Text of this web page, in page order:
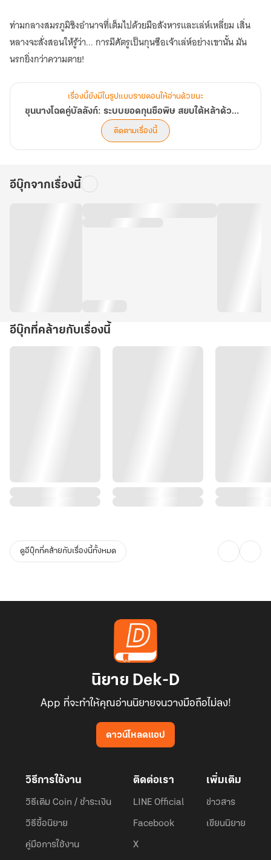
ท่ามกลางสมรภูมิชิงอำนาจที่เต็มไปด้วยมือสังหารและเล่ห์เหลี่ยม เสิ่น
หลางจะสั่งสอนให้รู้ว่า... การมีศัตรูเป็นกุนซือเจ้าเล่ห์อย่างเขานั้น มัน
นรกยิ่งกว่าความตาย!
เรื่องนี้ยังมีในรูปแบบรายตอนให้อ่านด้วยนะ
ขุนนางโฉดคู่บัลลังก์: ระบบยอดกุนซือพิษ สยบใต้หล้าด้วยค่าความแค้น
ติดตามเรื่องนี้
อีบุ๊กจากเรื่องนี้
อีบุ๊กที่คล้ายกับเรื่องนี้
ดูอีบุ๊กที่คล้ายกับเรื่องนี้ทั้งหมด
นิยาย Dek-D
App ที่จะทำให้คุณอ่านนิยายจนวางมือถือไม่ลง!
ดาวน์โหลดแอป
วิธีการใช้งาน
วิธีเติม Coin / ชำระเงิน
วิธีซื้อนิยาย
คู่มือการใช้งาน
ติดต่อเรา
LINE Official
Facebook
X
เพิ่มเติม
ข่าวสาร
เขียนนิยาย